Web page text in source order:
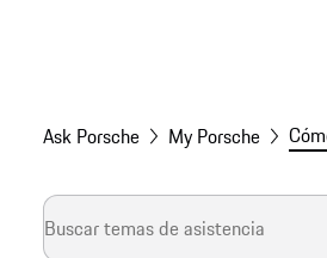
Ask Porsche My Porsche